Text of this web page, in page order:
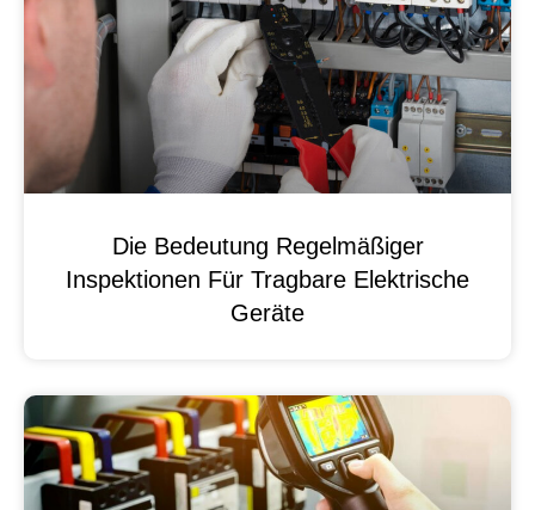
Die Bedeutung Regelmäßiger
Inspektionen Für Tragbare Elektrische
Geräte